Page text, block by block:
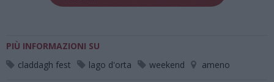
PIÙ INFORMAZIONI SU
claddagh fest
lago d'orta weekend ameno